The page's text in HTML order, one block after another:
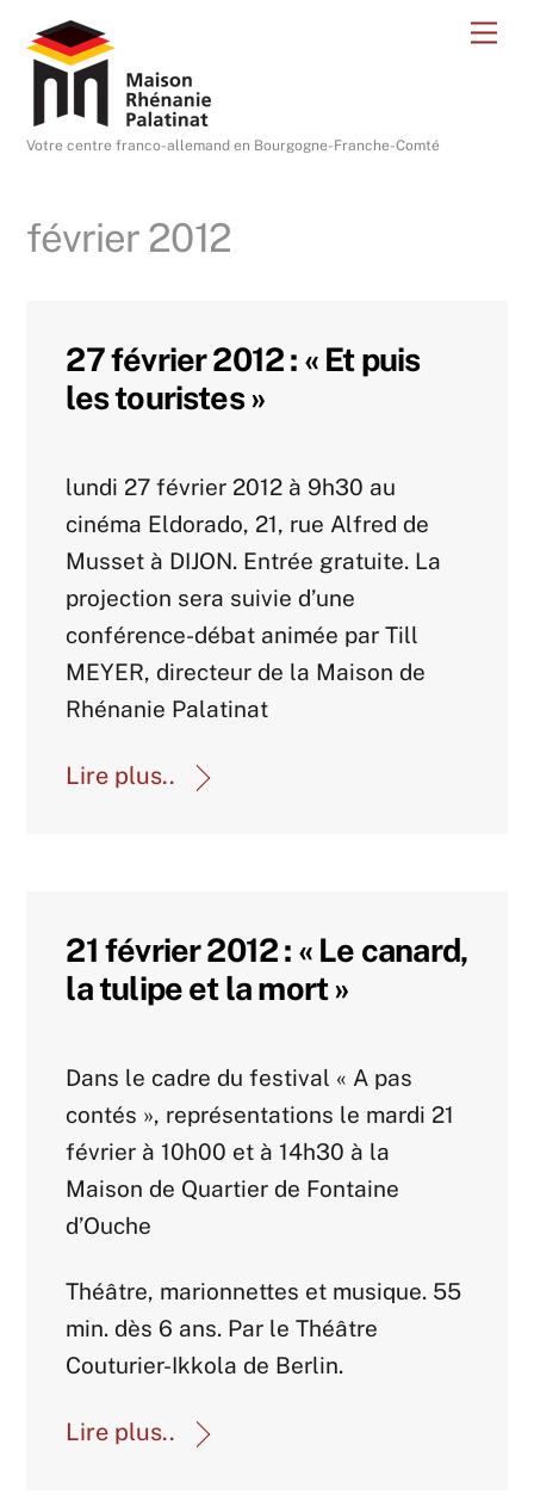
content
Votre centre franco-allemand en Bourgogne-Franche-Comté
février 2012
27 février 2012 : « Et puis
les touristes »
lundi 27 février 2012 à 9h30 au
cinéma Eldorado, 21, rue Alfred de
Musset à DIJON. Entrée gratuite. La
projection sera suivie d’une
conférence-débat animée par Till
MEYER, directeur de la Maison de
Rhénanie Palatinat
Lire plus..
21 février 2012 : « Le canard,
la tulipe et la mort »
Dans le cadre du festival « A pas
contés », représentations le mardi 21
février à 10h00 et à 14h30 à la
Maison de Quartier de Fontaine
d’Ouche
Théâtre, marionnettes et musique. 55
min. dès 6 ans. Par le Théâtre
Couturier-Ikkola de Berlin.
Lire plus..